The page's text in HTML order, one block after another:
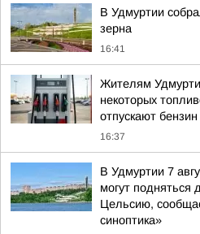
В Удмуртии
зерна
16:41
Жителям
некоторых
отпускают бензин
16:37
В Удмуртии 7
могут подняться
Цельсию,
синоптика»